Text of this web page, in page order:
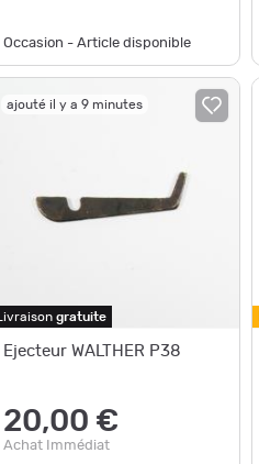
Occasion - Article disponible
ajouté il y a 9 minutes
Livraison gratuite
Ejecteur WALTHER P38
20,00 €
Achat Immédiat